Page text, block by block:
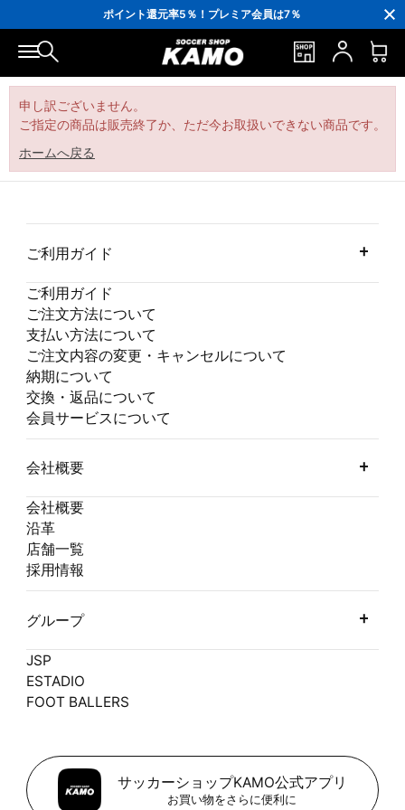
ポイント還元率5％！プレミア会員は7％
会員の方にはお誕生月に「10％OFFクーポン」プレゼント！
16,000円(税込)以上でシューズケースプレゼント！
3,300円(税込)以上で送料無料！
申し訳ございません。
ご指定の商品は販売終了か、ただ今お取扱いできない商品です。
ホームへ戻る
ご利用ガイド
ご利用ガイド
ご注文方法について
支払い方法について
ご注文内容の変更・キャンセルについて
納期について
交換・返品について
会員サービスについて
会社概要
会社概要
沿革
店舗一覧
採用情報
グループ
JSP
ESTADIO
FOOT BALLERS
サッカーショップKAMO公式アプリ
お買い物をさらに便利に